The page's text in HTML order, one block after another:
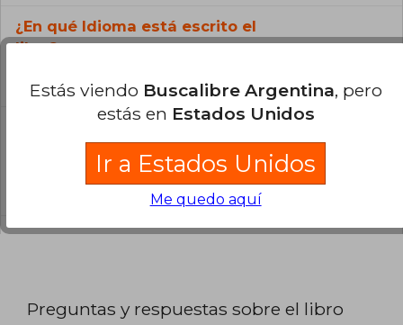
¿En qué Idioma está escrito el
libro?
La encuadernación de esta edición es Tapa
Preguntas y respuestas sobre el libro
Estás viendo Buscalibre Argentina, pero
estás en Estados Unidos
Ir a Estados Unidos
Me quedo aquí